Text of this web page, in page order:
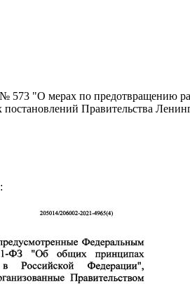
573 "О мерах по предотвращению
Правительства
: